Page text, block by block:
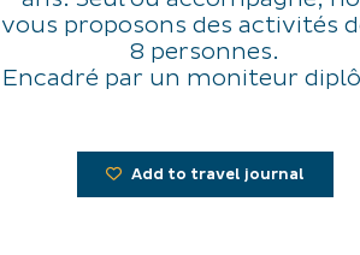
vous proposons des activités
8 personnes.
Encadré par un moniteur
Add to travel journal